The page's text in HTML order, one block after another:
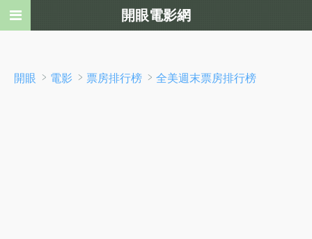
開眼 ﹥ 電影 ﹥ 票房排行榜 ﹥ 全美週末票房排行榜
開眼電影網